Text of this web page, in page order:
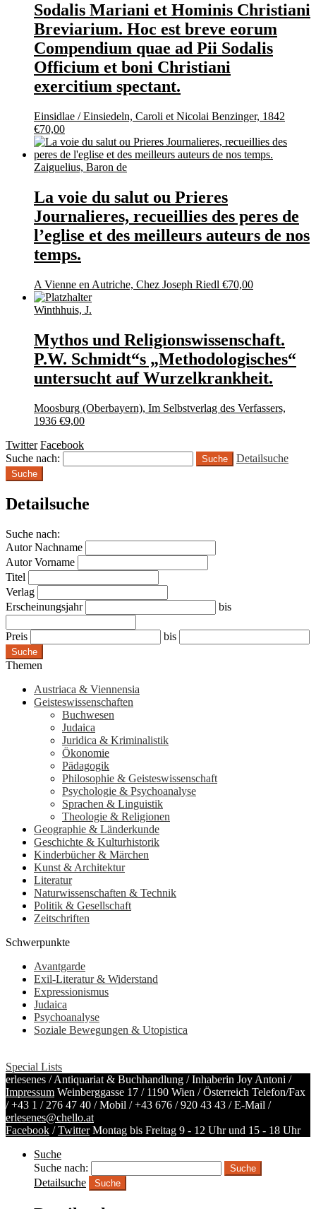
Sodalis Mariani et Hominis Christiani
Breviarium. Hoc est breve eorum
Compendium quae ad Pii Sodalis
Officium et boni Christiani
exercitium spectant.
Einsidlae / Einsiedeln, Caroli et Nicolai Benzinger, 1842
€70,00
Zaiguelius, Baron de
La voie du salut ou Prieres
Journalieres, recueillies des peres de
l’eglise et des meilleurs auteurs de nos
temps.
A Vienne en Autriche, Chez Joseph Riedl €70,00
Winthhuis, J.
Mythos und Religionswissenschaft.
P.W. Schmidt“s „Methodologisches“
untersucht auf Wurzelkrankheit.
Moosburg (Oberbayern), Im Selbstverlag des Verfassers,
1936 €9,00
Twitter Facebook
Suche nach:
Detailsuche
Suche
Detailsuche
Suche nach:
Autor Nachname
Autor Vorname
Titel
Verlag
Erscheinungsjahr
bis
Preis bis
Suche
Themen
Austriaca & Viennensia
Geisteswissenschaften
Buchwesen
Judaica
Juridica & Kriminalistik
Ökonomie
Pädagogik
Philosophie & Geisteswissenschaft
Psychologie & Psychoanalyse
Sprachen & Linguistik
Theologie & Religionen
Geographie & Länderkunde
Geschichte & Kulturhistorik
Kinderbücher & Märchen
Kunst & Architektur
Literatur
Naturwissenschaften & Technik
Politik & Gesellschaft
Zeitschriften
Schwerpunkte
Avantgarde
Exil-Literatur & Widerstand
Expressionismus
Judaica
Psychoanalyse
Soziale Bewegungen & Utopistica
Special Lists
erlesenes / Antiquariat & Buchhandlung / Inhaberin Joy Antoni /
Impressum Weinberggasse 17 / 1190 Wien / Österreich Telefon/Fax
/+43 1 / 276 47 40 / Mobil /+43 676 / 920 43 43 / E-Mail /
erlesenes@chello.at
Facebook /Twitter Montag bis Freitag 9 - 12 Uhr und 15 - 18 Uhr
Suche
Suche nach:
Detailsuche
Suche